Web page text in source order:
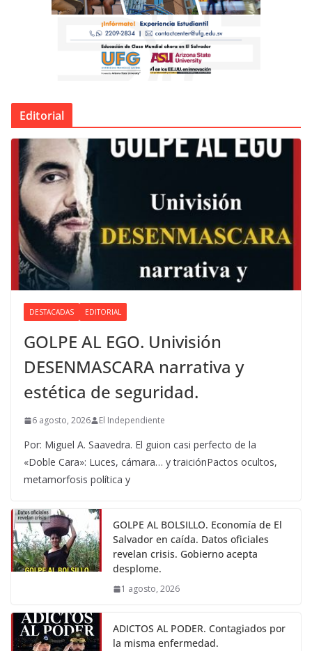
Editorial
DESTACADAS EDITORIAL
GOLPE AL EGO. Univisión
DESENMASCARA narrativa y
estética de seguridad.
6 agosto, 2026 El Independiente
Por: Miguel A. Saavedra. El guion casi perfecto de la
«Doble Cara»: Luces, cámara… y traiciónPactos ocultos,
metamorfosis política y
GOLPE AL BOLSILLO. Economía de El
Salvador en caída. Datos oficiales
revelan crisis. Gobierno acepta
desplome.
1 agosto, 2026
ADICTOS AL PODER. Contagiados por
la misma enfermedad.